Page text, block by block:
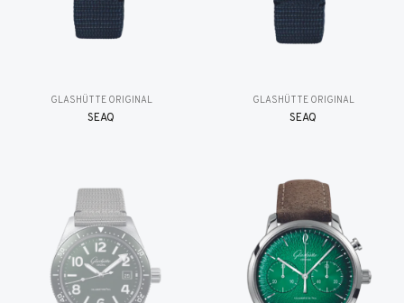
GLASHÜTTE ORIGINAL
SEAQ
GLASHÜTTE ORIGINAL
SEAQ